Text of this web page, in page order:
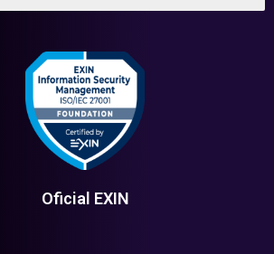
Oficial EXIN